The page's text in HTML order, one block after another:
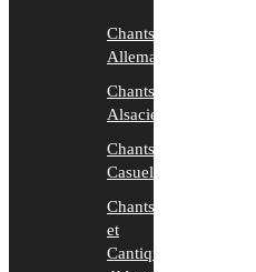
Chants
Allemands
Chants
Alsaciens
Chants
Casuels
Chants
et
Cantiques